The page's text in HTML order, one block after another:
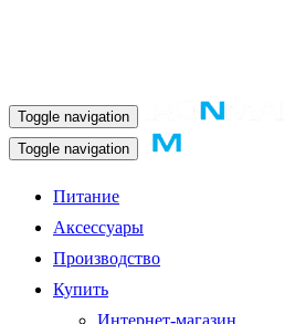
Toggle navigation
Toggle navigation
Питание
Аксессуары
Производство
Купить
Интернет-магазин